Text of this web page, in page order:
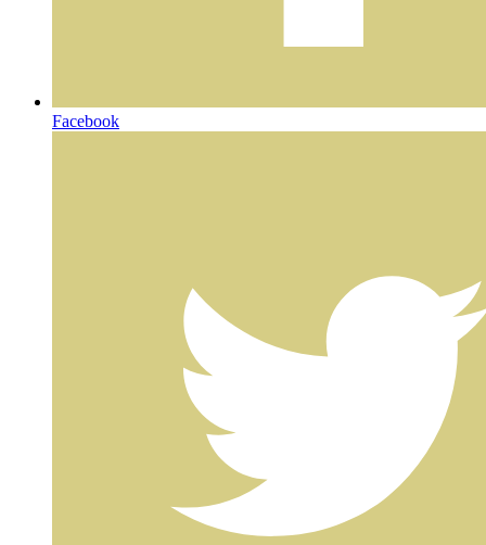
Facebook